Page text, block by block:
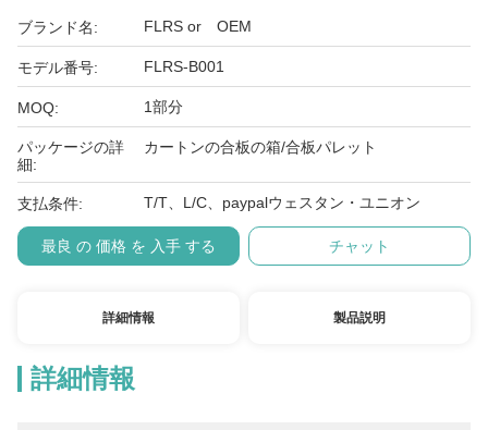
ブランド名: FLRS or OEM
モデル番号: FLRS-B001
MOQ: 1部分
パッケージの詳
細:
カートンの合板の箱/合板パレット
支払条件: T/T、L/C、paypalウェスタン・ユニオン
最良 の 価格 を 入手 する チャット
詳細情報 製品説明
詳細情報